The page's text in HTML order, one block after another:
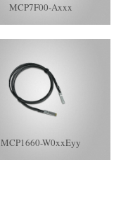
MCP7F00-Axxx
MCP1660-W0xxEyy